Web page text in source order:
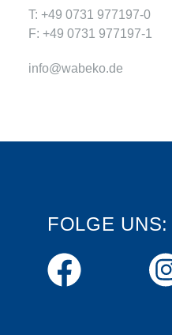
T: +49 0731 977197-0
F: +49 0731 977197-1
info@wabeko.de
FOLGE UNS: